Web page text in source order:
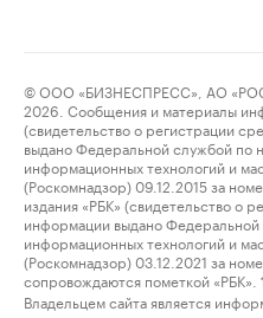
© ООО «БИЗНЕСПРЕСС», АО
2026. Сообщения и материалы
(свидетельство о регистрации
выдано Федеральной службой по
информационных технологий и
(Роскомнадзор) 09.12.2015 за
издания «РБК» (свидетельство о
информации выдано Федеральной
информационных технологий и
(Роскомнадзор) 03.12.2021 за
сопровождаются пометкой «РБК».
Владельцем сайта является